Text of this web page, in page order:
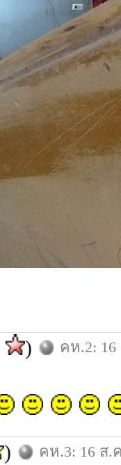
) คห.2: 16
) คห.3: 16 ส.